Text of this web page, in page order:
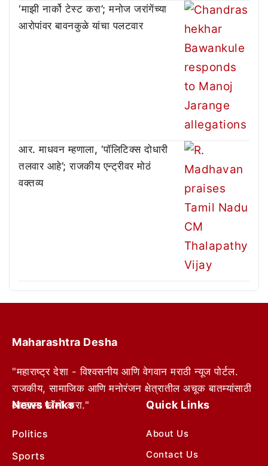
‘माझी नार्को टेस्ट करा’; मनोज जरांगेंच्या
आरोपांवर बावनकुळे यांचा पलटवार
आर. माधवन म्हणाला, ‘पॉलिटिक्स दोधारी
तलवार आहे’; राजकीय एन्ट्रीवर मोठं
वक्तव्य
Maharashtra Desha
"महाराष्ट्र देशा - विश्वसनीय आणि वेगवान मराठी न्यूज पोर्टल.
राजकीय, सामाजिक आणि मनोरंजन क्षेत्रातील अचूक बातम्यांसाठी
आम्हाला फॉलो करा."
News Links
Politics
Sports
Quick Links
About Us
Contact Us